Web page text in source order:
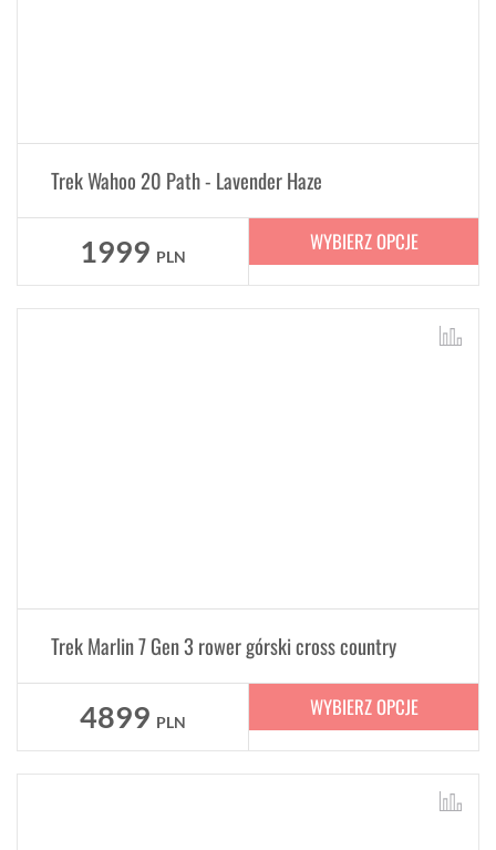
Trek Wahoo 20 Path - Lavender Haze
1999 PLN
WYBIERZ OPCJE
Trek Marlin 7 Gen 3 rower górski cross country
4899 PLN
WYBIERZ OPCJE